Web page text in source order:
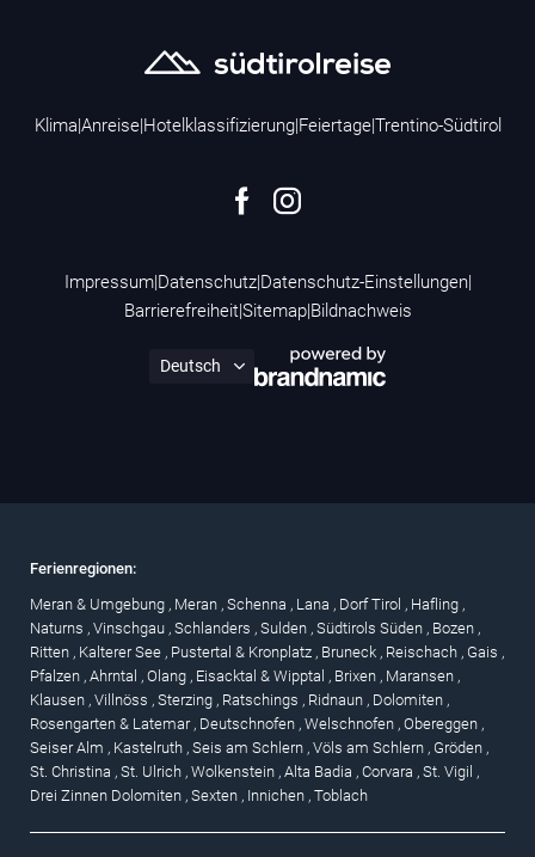
Klima|Anreise|Hotelklassifizierung|Feiertage|Trentino-Südtirol
Impressum|Datenschutz|Datenschutz-Einstellungen|
Barrierefreiheit|Sitemap|Bildnachweis
Ferienregionen:
Meran & Umgebung , Meran , Schenna , Lana , Dorf Tirol , Hafling ,
Naturns , Vinschgau , Schlanders , Sulden , Südtirols Süden , Bozen ,
Ritten , Kalterer See , Pustertal & Kronplatz , Bruneck , Reischach , Gais ,
Pfalzen , Ahrntal , Olang , Eisacktal & Wipptal , Brixen , Maransen ,
Klausen , Villnöss , Sterzing , Ratschings , Ridnaun , Dolomiten ,
Rosengarten & Latemar , Deutschnofen , Welschnofen , Obereggen ,
Seiser Alm , Kastelruth , Seis am Schlern , Völs am Schlern , Gröden ,
St. Christina , St. Ulrich , Wolkenstein , Alta Badia , Corvara , St. Vigil ,
Drei Zinnen Dolomiten , Sexten , Innichen , Toblach